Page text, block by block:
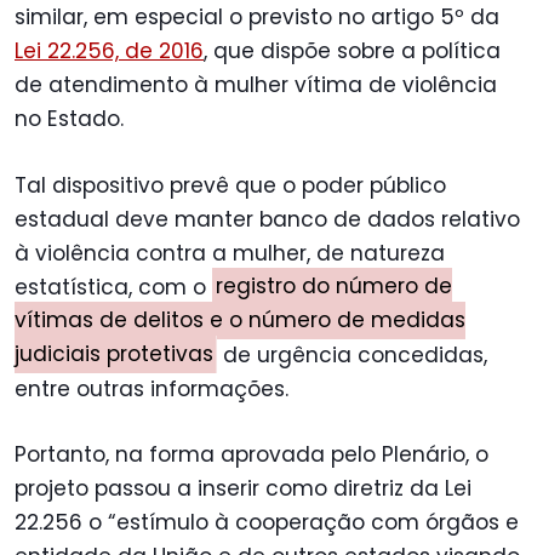
similar, em especial o previsto no artigo 5º da
Lei 22.256, de 2016, que dispõe sobre a política
de atendimento à mulher vítima de violência
no Estado.
Tal dispositivo prevê que o poder público
estadual deve manter banco de dados relativo
à violência contra a mulher, de natureza
estatística, com o registro do número de
vítimas de delitos e o número de medidas
judiciais protetivas de urgência concedidas,
entre outras informações.
Portanto, na forma aprovada pelo Plenário, o
projeto passou a inserir como diretriz da Lei
22.256 o “estímulo à cooperação com órgãos e